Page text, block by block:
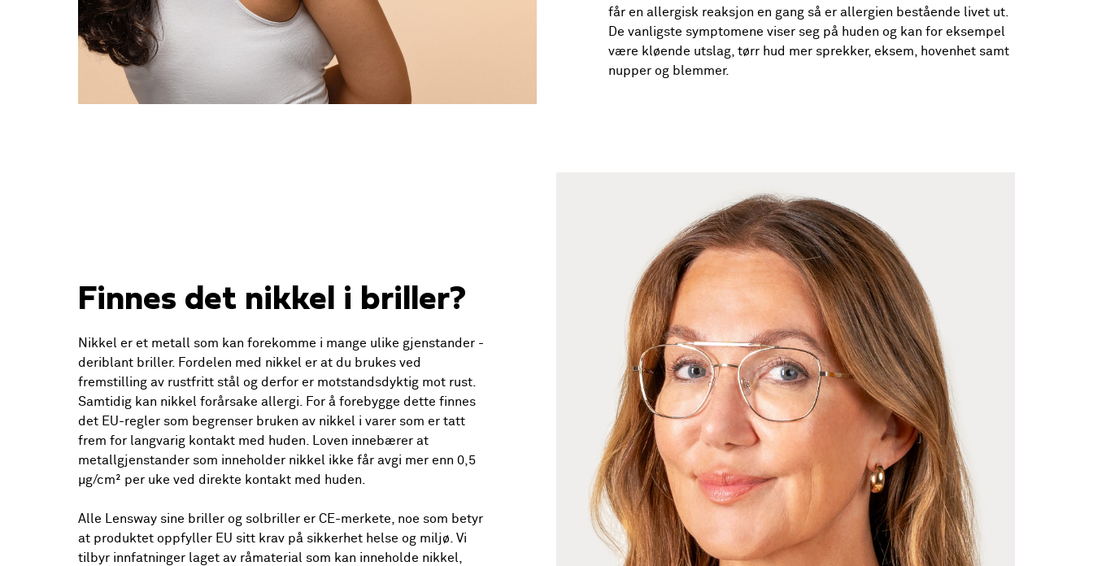
får en allergisk reaksjon en gang så er allergien bestående livet ut.
De vanligste symptomene viser seg på huden og kan for eksempel
være kløende utslag, tørr hud mer sprekker, eksem, hovenhet samt
nupper og blemmer.
Finnes det nikkel i briller?
Nikkel er et metall som kan forekomme i mange ulike gjenstander -
deriblant briller. Fordelen med nikkel er at du brukes ved
fremstilling av rustfritt stål og derfor er motstandsdyktig mot rust.
Samtidig kan nikkel forårsake allergi. For å forebygge dette finnes
det EU-regler som begrenser bruken av nikkel i varer som er tatt
frem for langvarig kontakt med huden. Loven innebærer at
metallgjenstander som inneholder nikkel ikke får avgi mer enn 0,5
µg/cm² per uke ved direkte kontakt med huden.
Alle Lensway sine briller og solbriller er CE-merkete, noe som betyr
at produktet oppfyller EU sitt krav på sikkerhet helse og miljø. Vi
tilbyr innfatninger laget av råmaterial som kan inneholde nikkel,